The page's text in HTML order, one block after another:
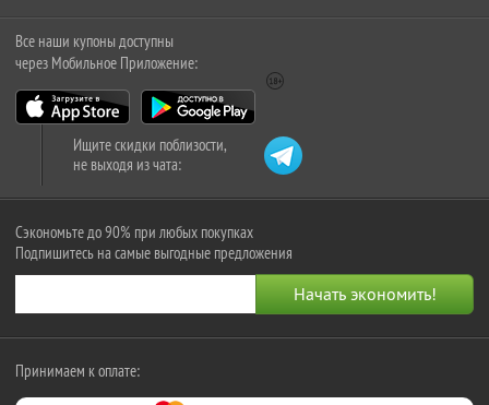
Все наши купоны доступны
через Мобильное Приложение:
Ищите скидки поблизости,
не выходя из чата:
Сэкономьте до 90% при любых покупках
Подпишитесь на самые выгодные предложения
Принимаем к оплате: